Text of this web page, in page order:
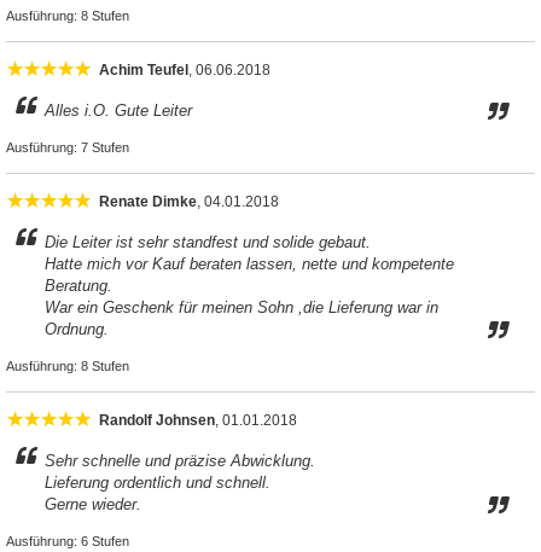
Ausführung: 8 Stufen
Achim Teufel , 06.06.2018
Alles i.O. Gute Leiter
Ausführung: 7 Stufen
Renate Dimke, 04.01.2018
Die Leiter ist sehr standfest und solide gebaut.
Hatte mich vor Kauf beraten lassen, nette und kompetente
Beratung.
War ein Geschenk für meinen Sohn ,die Lieferung war in
Ordnung.
Ausführung: 8 Stufen
Randolf Johnsen, 01.01.2018
Sehr schnelle und präzise Abwicklung.
Lieferung ordentlich und schnell.
Gerne wieder.
Ausführung: 6 Stufen